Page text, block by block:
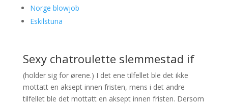
Norge blowjob
Eskilstuna
Sexy chatroulette slemmestad if
(holder sig for ørene.) I det ene tilfellet ble det ikke
mottatt en aksept innen fristen, mens i det andre
tilfellet ble det mottatt en aksept innen fristen. Dersom